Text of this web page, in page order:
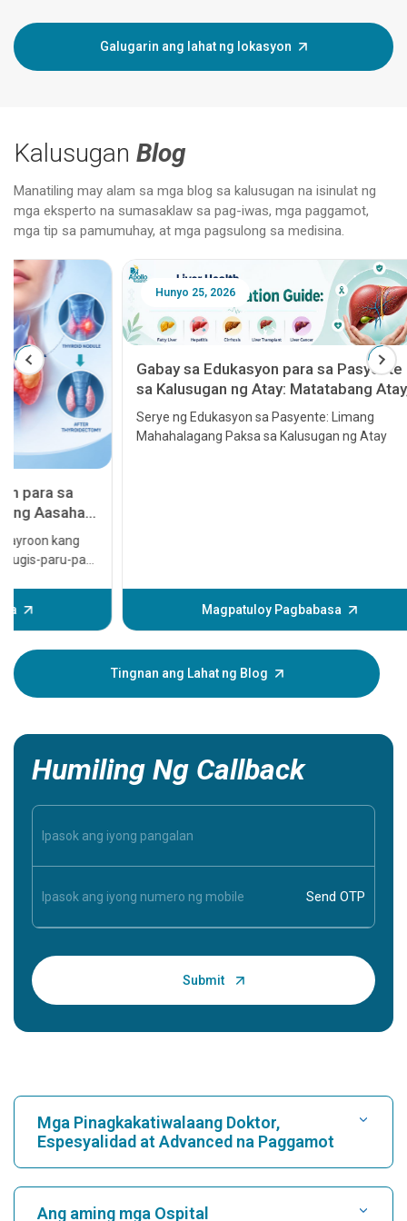
Galugarin ang lahat ng lokasyon
Kalusugan Blog
Manatiling may alam sa mga blog sa kalusugan na isinulat ng
mga eksperto na sumasaklaw sa pag-iwas, mga paggamot,
mga tip sa pamumuhay, at mga pagsulong sa medisina.
Hunyo 25, 2026
Gabay sa Edukasyon para sa Pasyente
sa Kalusugan ng Atay: Matatabang Atay,
Hepatitis, Cirrhosis, Paglipat ng Atay at
Kanser sa Atay
Serye ng Edukasyon sa Pasyente: Limang
Mahahalagang Paksa sa Kalusugan ng Atay
Magpatuloy Pagbabasa
sa puso
man
puso,
mga
Tingnan ang Lahat ng Blog
Humiling Ng Callback
Mga Pinagkakatiwalaang Doktor,
Espesyalidad at Advanced na Paggamot
Maghanap ng Ospital
Ang aming mga Ospital